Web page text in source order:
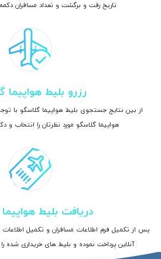
تاریخ رفت و برگشت و تعداد مسافران
رزرو بلیط هواپیما
از بین نتایج جستجوی بلیط هواپیما گلاسگو با
هواپیما گلاسگو مورد نظرتان را انتخاب و
دریافت بلیط
پس از تکمیل فرم اطلاعات مسافران و تکمیل اطلاعات
آنلاین پرداخت نموده و بلیط های خریداری شده